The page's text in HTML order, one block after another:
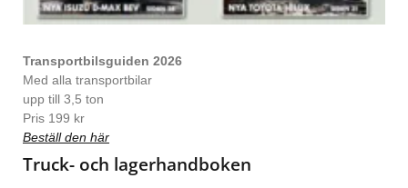
Transportbilsguiden 2026
Med alla transportbilar
upp till 3,5 ton
Pris 199 kr
Beställ den här
Truck- och lagerhandboken